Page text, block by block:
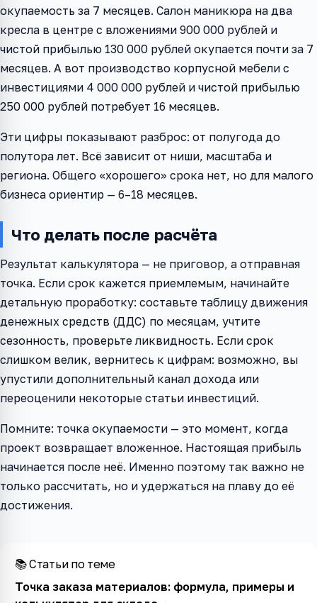
окупаемость за 7 месяцев. Салон маникюра на два
кресла в центре с вложениями 900 000 рублей и
чистой прибылью 130 000 рублей окупается почти за 7
месяцев. А вот производство корпусной мебели с
инвестициями 4 000 000 рублей и чистой прибылью
250 000 рублей потребует 16 месяцев.
Эти цифры показывают разброс: от полугода до
полутора лет. Всё зависит от ниши, масштаба и
региона. Общего «хорошего» срока нет, но для малого
бизнеса ориентир — 6–18 месяцев.
Что делать после расчёта
Результат калькулятора — не приговор, а отправная
точка. Если срок кажется приемлемым, начинайте
детальную проработку: составьте таблицу движения
денежных средств (ДДС) по месяцам, учтите
сезонность, проверьте ликвидность. Если срок
слишком велик, вернитесь к цифрам: возможно, вы
упустили дополнительный канал дохода или
переоценили некоторые статьи инвестиций.
Помните: точка окупаемости — это момент, когда
проект возвращает вложенное. Настоящая прибыль
начинается после неё. Именно поэтому так важно не
только рассчитать, но и удержаться на плаву до её
достижения.
📚 Статьи по теме
Точка заказа материалов: формула, примеры и